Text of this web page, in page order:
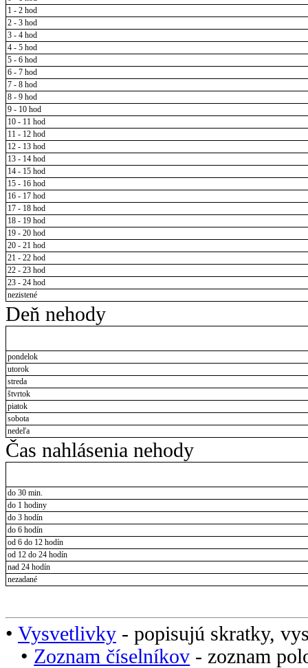
1 - 2 hod
2 - 3 hod
3 - 4 hod
4 - 5 hod
5 - 6 hod
6 - 7 hod
7 - 8 hod
8 - 9 hod
9 - 10 hod
10 - 11 hod
11 - 12 hod
12 - 13 hod
13 - 14 hod
14 - 15 hod
15 - 16 hod
16 - 17 hod
17 - 18 hod
18 - 19 hod
19 - 20 hod
20 - 21 hod
21 - 22 hod
22 - 23 hod
23 - 24 hod
nezistené
Deň nehody
pondelok
utorok
streda
štvrtok
piatok
sobota
nedeľa
Čas nahlásenia nehody
do 30 min.
do 1 hodiny
do 3 hodín
do 6 hodín
od 6 do 12 hodín
od 12 do 24 hodín
nad 24 hodín
nezadané
• Vysvetlivky - popisujú skratky,
• Zoznam číselníkov - zoznam